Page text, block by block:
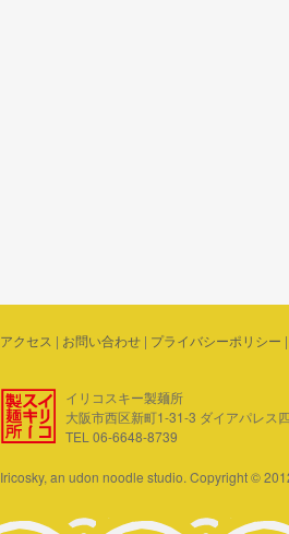
アクセス | お問い合わせ | プライバシーポリシー |
イリコスキー製麺所
大阪市西区新町1-31-3 ダイアパレス
TEL 06-6648-8739
Iricosky, an udon noodle studio. Copyright ©